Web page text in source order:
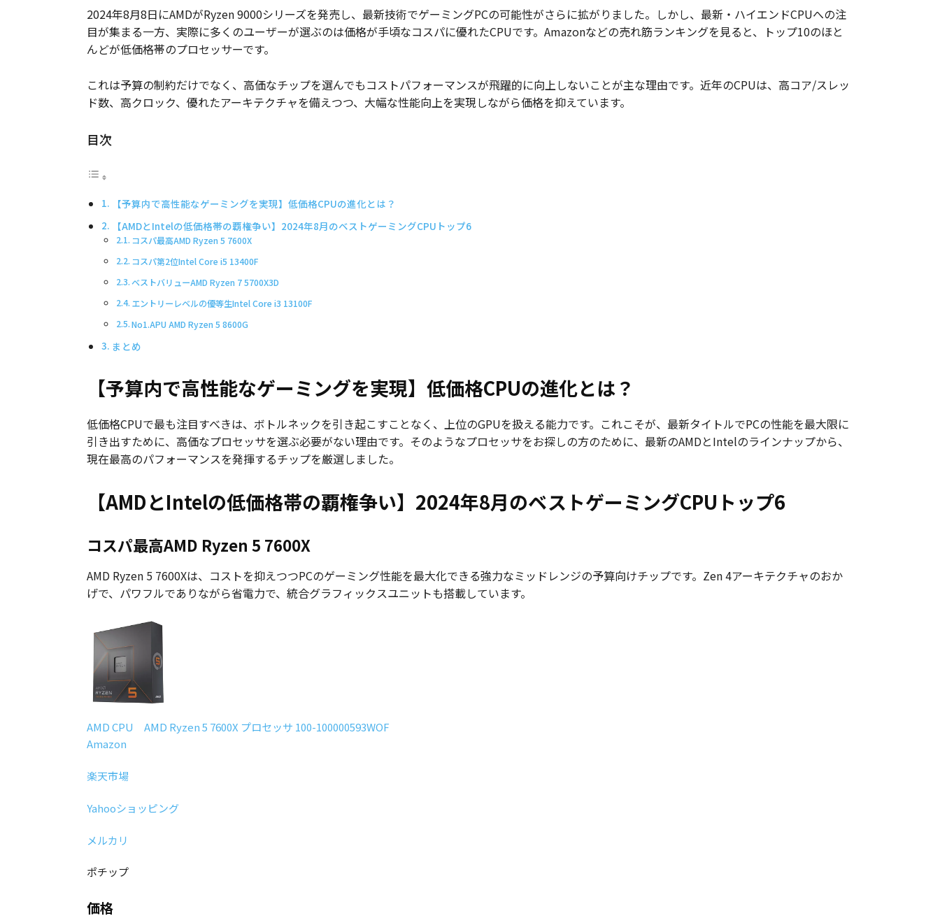
2024年8月8日にAMDがRyzen 9000シリーズを発売し、最新技術でゲーミングPCの可能性がさらに拡がりました。しかし、最新・ハイエンドCPUへの注
目が集まる一方、実際に多くのユーザーが選ぶのは価格が手頃なコスパに優れたCPUです。Amazonなどの売れ筋ランキングを見ると、トップ10のほと
んどが低価格帯のプロセッサーです。
これは予算の制約だけでなく、高価なチップを選んでもコストパフォーマンスが飛躍的に向上しないことが主な理由です。近年のCPUは、高コア/スレッ
ド数、高クロック、優れたアーキテクチャを備えつつ、大幅な性能向上を実現しながら価格を抑えています。
目次
【予算内で高性能なゲーミングを実現】低価格CPUの進化とは？
【AMDとIntelの低価格帯の覇権争い】2024年8月のベストゲーミングCPUトップ6
コスパ最高AMD Ryzen 5 7600X
コスパ第2位Intel Core i5 13400F
ベストバリューAMD Ryzen 7 5700X3D
エントリーレベルの優等生Intel Core i3 13100F
No1.APU AMD Ryzen 5 8600G
まとめ
【予算内で高性能なゲーミングを実現】低価格CPUの進化とは？
低価格CPUで最も注目すべきは、ボトルネックを引き起こすことなく、上位のGPUを扱える能力です。これこそが、最新タイトルでPCの性能を最大限に
引き出すために、高価なプロセッサを選ぶ必要がない理由です。そのようなプロセッサをお探しの方のために、最新のAMDとIntelのラインナップから、
現在最高のパフォーマンスを発揮するチップを厳選しました。
【AMDとIntelの低価格帯の覇権争い】2024年8月のベストゲーミングCPUトップ6
コスパ最高AMD Ryzen 5 7600X
AMD Ryzen 5 7600Xは、コストを抑えつつPCのゲーミング性能を最大化できる強力なミッドレンジの予算向けチップです。Zen 4アーキテクチャのおか
げで、パワフルでありながら省電力で、統合グラフィックスユニットも搭載しています。
AMD CPU AMD Ryzen 5 7600X プロセッサ 100-100000593WOF
Amazon
楽天市場
Yahooショッピング
メルカリ
ポチップ
価格